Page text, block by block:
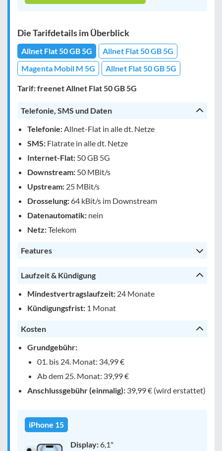
Die Tarifdetails im Überblick
Allnet Flat 50 GB 5G
Allnet Flat 50 GB 5G
Magenta Mobil M 5G
Allnet Flat 50 GB 5G
Tarif: freenet Allnet Flat 50 GB 5G
Telefonie, SMS und Daten
Telefonie:Allnet-Flat in alle dt. Netze
SMS: Flatrate in alle dt. Netze
Internet-Flat: 50 GB 5G
Downstream: 50 MBit/s
Upstream: 25 MBit/s
Drosselung:64 kBit/s im Downstream
Datenautomatik: nein
Netz:Telekom
Features
Laufzeit & Kündigung
Mindestvertragslaufzeit: 24 Monate
Kündigungsfrist: 1 Monat
Kosten
Grundgebühr:
01. bis 24. Monat: 34,99 €
Ab dem 25. Monat: 39,99 €
Anschlussgebühr (einmalig): 39,99 € (wird erstattet)
iPhone 15
Display:6,1"